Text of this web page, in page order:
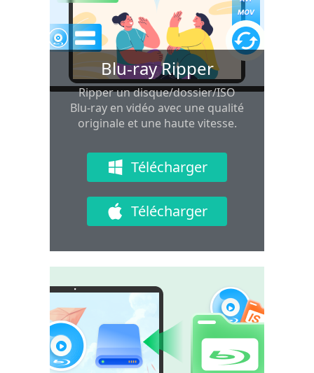
Blu-ray Ripper
Ripper un disque/dossier/ISO
Blu-ray en vidéo avec une qualité
originale et une haute vitesse.
Télécharger
Télécharger